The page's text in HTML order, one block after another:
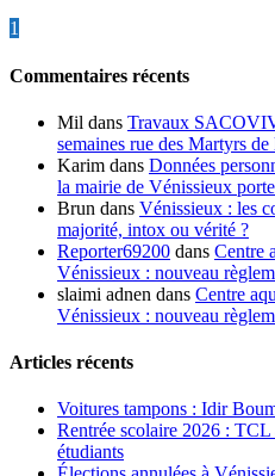
Pagination
des
1
Commentaires récents
Mil dans Travaux
semaines rue des Martyrs de
Karim dans Données
la mairie de Vénissieux
Brun dans Vénissieux : les
majorité, intox ou vérité ?
Reporter69200 dans Centre
Vénissieux : nouveau
slaimi adnen dans Centre
Vénissieux : nouveau
Articles récents
Voitures tampons : Idir
Rentrée scolaire 2026 : TCL
étudiants